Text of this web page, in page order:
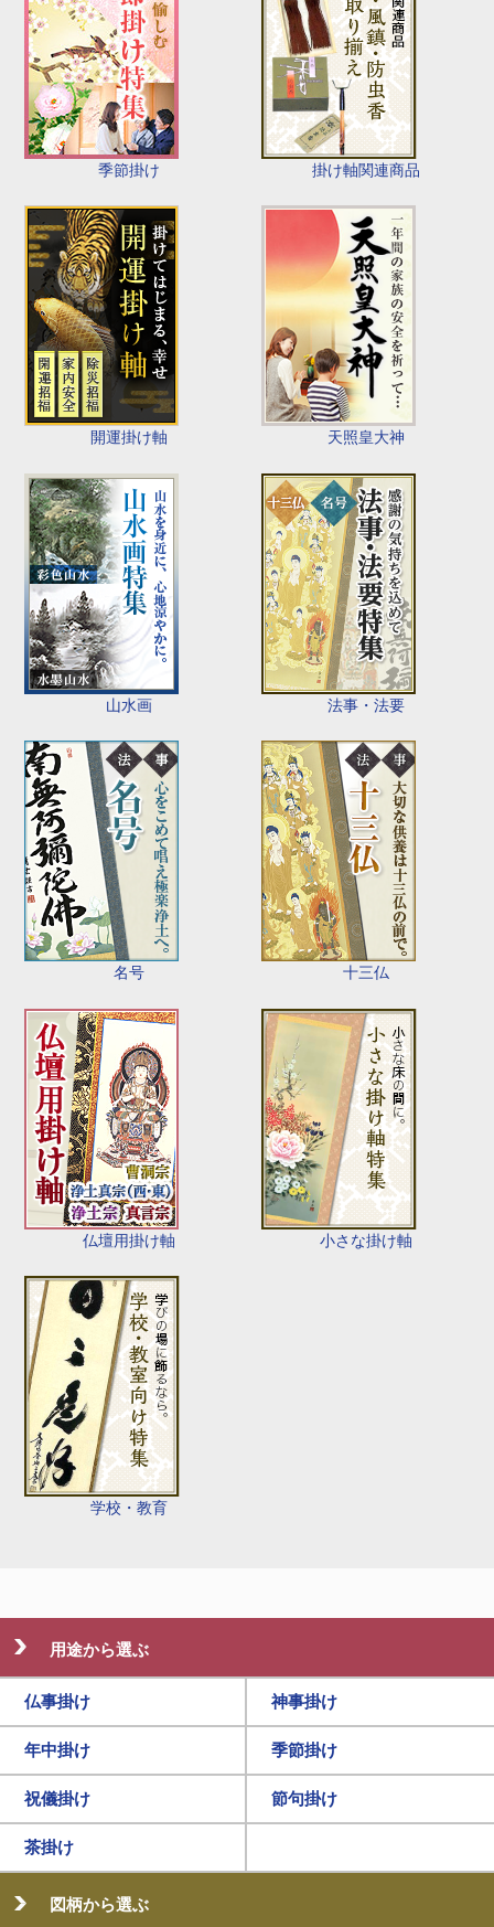
季節掛け 掛け軸関連商品
開運掛け軸 天照皇大神
山水画 法事・法要
名号 十三仏
仏壇用掛け軸 小さな掛け軸
学校・教育
用途から選ぶ
仏事掛け 神事掛け
年中掛け 季節掛け
祝儀掛け 節句掛け
茶掛け
図柄から選ぶ